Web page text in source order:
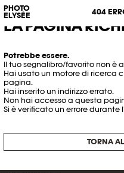
PHOTO
ELYSÉE
404
LA PAGINA
Potrebbe essere.
Il tuo segnalibro/favorito non è
Hai usato un motore di ricerca
pagina.
Hai inserito un indirizzo errato.
Non hai accesso a questa
Si è verificato un errore
TORNA